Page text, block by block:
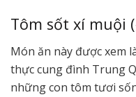
Tôm sốt xí muội
Món ăn này được xem
thực cung đình Trung
những con tôm tươi